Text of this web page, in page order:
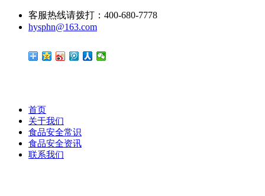
客服热线请拨打：400-680-7778
hysphn@163.com
首页
关于我们
食品安全常识
食品安全资讯
联系我们